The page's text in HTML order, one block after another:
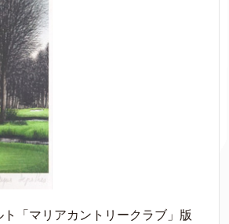
ト「マリアカントリークラブ」版